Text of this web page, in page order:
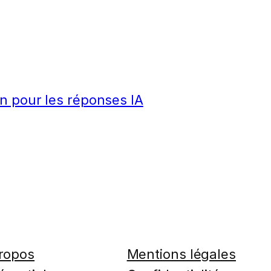
pour les réponses IA
Mentions légales